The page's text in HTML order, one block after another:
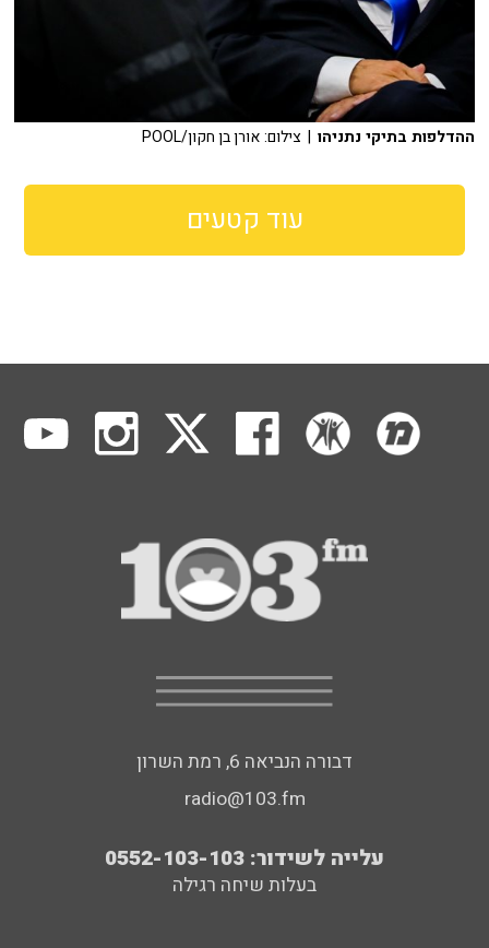
ההדלפות בתיקי נתניהו | צילום: אורן בן חקון/POOL
עוד קטעים
דבורה הנביאה 6, רמת השרון
radio@103.fm
עלייה לשידור: 0552-103-103
בעלות שיחה רגילה